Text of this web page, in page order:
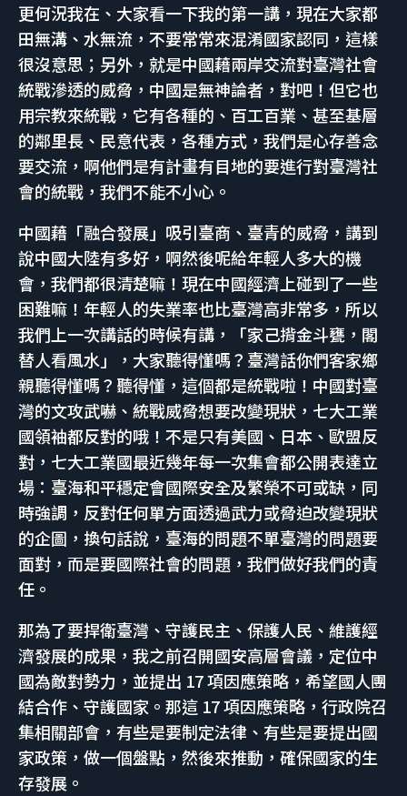
更何況我在、大家看一下我的第一講，現在大家都
田無溝、水無流，不要常常來混淆國家認同，這樣
很沒意思；另外，就是中國藉兩岸交流對臺灣社會
統戰滲透的威脅，中國是無神論者，對吧！但它也
用宗教來統戰，它有各種的、百工百業、甚至基層
的鄰里長、民意代表，各種方式，我們是心存善念
要交流，啊他們是有計畫有目地的要進行對臺灣社
會的統戰，我們不能不小心。
中國藉「融合發展」吸引臺商、臺青的威脅，講到
說中國大陸有多好，啊然後呢給年輕人多大的機
會，我們都很清楚嘛！現在中國經濟上碰到了一些
困難嘛！年輕人的失業率也比臺灣高非常多，所以
我們上一次講話的時候有講，「家己揹金斗甕，閣
替人看風水」，大家聽得懂嗎？臺灣話你們客家鄉
親聽得懂嗎？聽得懂，這個都是統戰啦！中國對臺
灣的文攻武嚇、統戰威脅想要改變現狀，七大工業
國領袖都反對的哦！不是只有美國、日本、歐盟反
對，七大工業國最近幾年每一次集會都公開表達立
場：臺海和平穩定會國際安全及繁榮不可或缺，同
時強調，反對任何單方面透過武力或脅迫改變現狀
的企圖，換句話說，臺海的問題不單臺灣的問題要
面對，而是要國際社會的問題，我們做好我們的責
任。
那為了要捍衛臺灣、守護民主、保護人民、維護經
濟發展的成果，我之前召開國安高層會議，定位中
國為敵對勢力，並提出 17 項因應策略，希望國人團
結合作、守護國家。那這 17 項因應策略，行政院召
集相關部會，有些是要制定法律、有些是要提出國
家政策，做一個盤點，然後來推動，確保國家的生
存發展。